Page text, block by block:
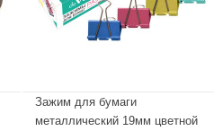
Зажим для бумаги
металлический 19мм цветной